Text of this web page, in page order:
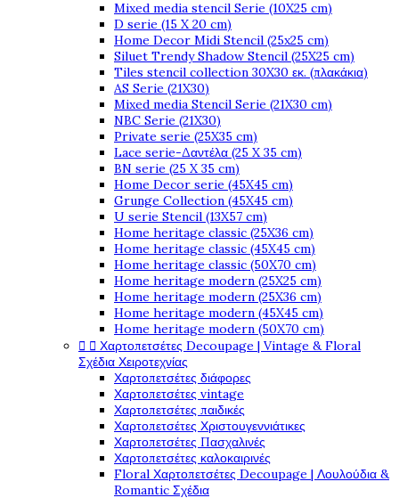
Mixed media stencil Serie (10X25 cm)
D serie (15 X 20 cm)
Home Decor Midi Stencil (25x25 cm)
Siluet Trendy Shadow Stencil (25X25 cm)
Tiles stencil collection 30X30 εκ. (πλακάκια)
AS Serie (21X30)
Mixed media Stencil Serie (21X30 cm)
NBC Serie (21X30)
Private serie (25X35 cm)
Lace serie-Δαντέλα (25 X 35 cm)
BN serie (25 X 35 cm)
Home Decor serie (45X45 cm)
Grunge Collection (45X45 cm)
U serie Stencil (13X57 cm)
Home heritage classic (25X36 cm)
Home heritage classic (45X45 cm)
Home heritage classic (50X70 cm)
Home heritage modern (25X25 cm)
Home heritage modern (25X36 cm)
Home heritage modern (45X45 cm)
Home heritage modern (50X70 cm)
  Χαρτοπετσέτες Decoupage | Vintage & Floral
Σχέδια Χειροτεχνίας
Χαρτοπετσέτες διάφορες
Χαρτοπετσέτες vintage
Χαρτοπετσέτες παιδικές
Χαρτοπετσέτες Χριστουγεννιάτικες
Χαρτοπετσέτες Πασχαλινές
Χαρτοπετσέτες καλοκαιρινές
Floral Χαρτοπετσέτες Decoupage | Λουλούδια &
Romantic Σχέδια